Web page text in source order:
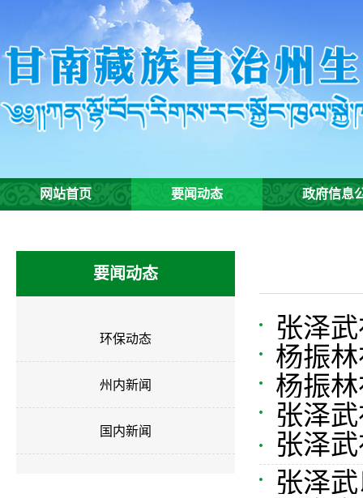
网站首页 要闻动态 政府信息
要闻动态
环保动态
州内新闻
国内新闻
张泽
杨振
杨振
张泽
力提升
张泽
不松劲
张泽